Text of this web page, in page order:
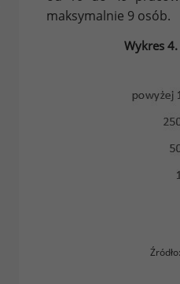
maksymalnie 9 osób.
Wykres